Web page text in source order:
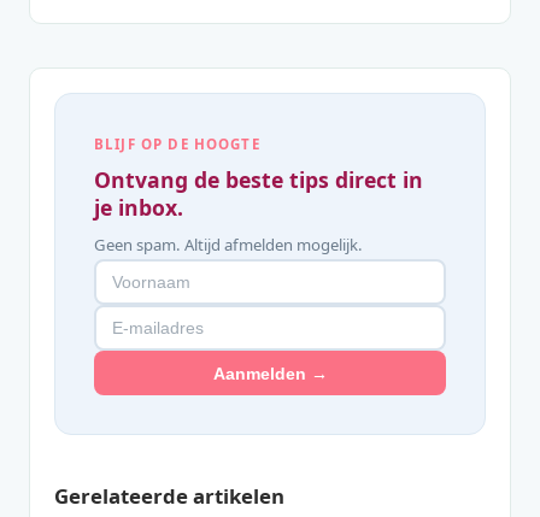
BLIJF OP DE HOOGTE
Ontvang de beste tips direct in
je inbox.
Geen spam. Altijd afmelden mogelijk.
Aanmelden →
Gerelateerde artikelen